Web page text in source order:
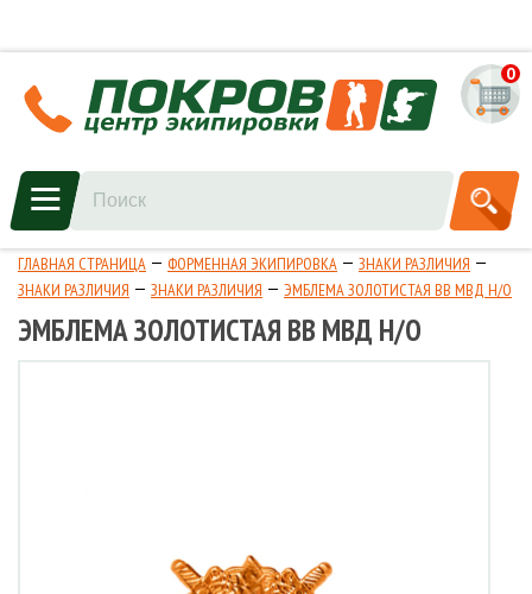
0
ГЛАВНАЯ СТРАНИЦА ФОРМЕННАЯ ЭКИПИРОВКА
ЗНАКИ РАЗЛИЧИЯ
ЗНАКИ РАЗЛИЧИЯ
ЗНАКИ РАЗЛИЧИЯ ЭМБЛЕМА ЗОЛОТИСТАЯ ВВ МВД Н/О
ЭМБЛЕМА ЗОЛОТИСТАЯ ВВ МВД Н/О